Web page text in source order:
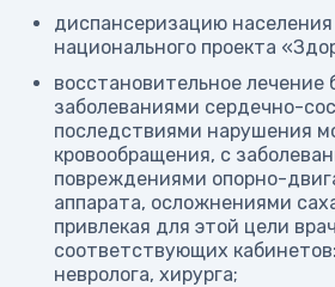
диспансеризацию населения
национального проекта
восстановительное лечение
заболеваниями сердечно-
последствиями нарушения
кровообращения, с
повреждениями опорно-
аппарата, осложнениями
привлекая для этой цели
соответствующих
невролога, хирурга;